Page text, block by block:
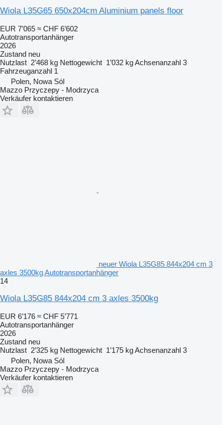
Wiola L35G65 650x204cm Aluminium panels floor
EUR 7’065 ≈ CHF 6’602
Autotransportanhänger
2026
Zustand neu
Nutzlast 2’468 kg Nettogewicht 1’032 kgAchsenanzahl 3
Fahrzeuganzahl 1
Polen, Nowa Sól
Mazzo Przyczepy - Modrzyca
Verkäufer kontaktieren
neuer Wiola L35G85 844x204 cm 3
axles 3500kg Autotransportanhänger
14
Wiola L35G85 844x204 cm 3 axles 3500kg
EUR 6’176 ≈ CHF 5’771
Autotransportanhänger
2026
Zustand neu
Nutzlast 2’325 kg Nettogewicht 1’175 kgAchsenanzahl 3
Polen, Nowa Sól
Mazzo Przyczepy - Modrzyca
Verkäufer kontaktieren